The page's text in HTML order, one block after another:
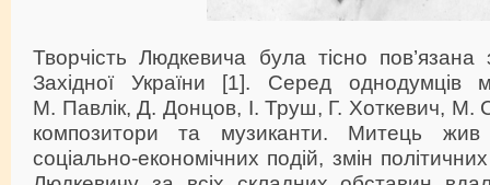
Творчість Людкевича була тісно
Західної України [1]. Серед
М. Павлік, Д. Донцов, І. Труш, Г. Хоткевич, М.
композитори та музиканти. Митець
соціально-економічних подій, змін